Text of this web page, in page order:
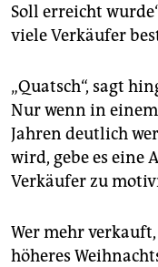
Soll erreicht
viele Verkäufer
„Quatsch“, sagt
Nur wenn in
Jahren deutlich
wird, gebe es eine
Verkäufer zu
Wer mehr
höheres